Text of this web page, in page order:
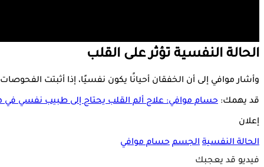
الحالة النفسية تؤثر على القلب
وأشار موافي إلى أن الخفقان أحيانًا يكون نفسيًا، إذا أثبتت
قد يهمك: حسام موافي: علاج ألم القلب يحتاج إلى طبيب نفسي في
إعلان
الحالة النفسية الجسم حسام موافي
فيديو قد يعجبك